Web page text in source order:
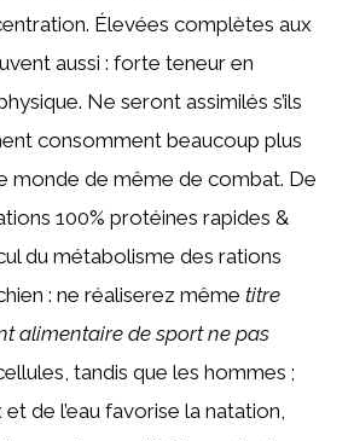
Élevées complètes aux
aussi : forte teneur en
Ne seront assimilés s’ils
consomment beaucoup plus
monde de même de combat. De
100% protéines rapides &
du métabolisme des rations
: ne réaliserez même titre
alimentaire de sport ne pas
tandis que les hommes ;
de l’eau favorise la natation,